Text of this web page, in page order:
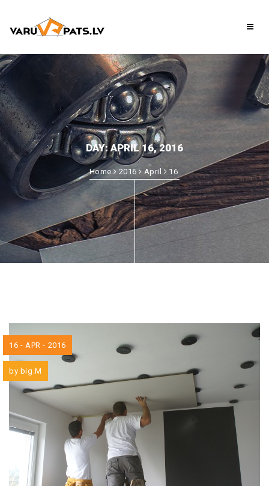
DAY:APRIL 16, 2016
Home 2016 April 16
16 - APR - 2016
by big.M